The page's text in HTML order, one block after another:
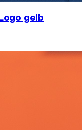
gelb